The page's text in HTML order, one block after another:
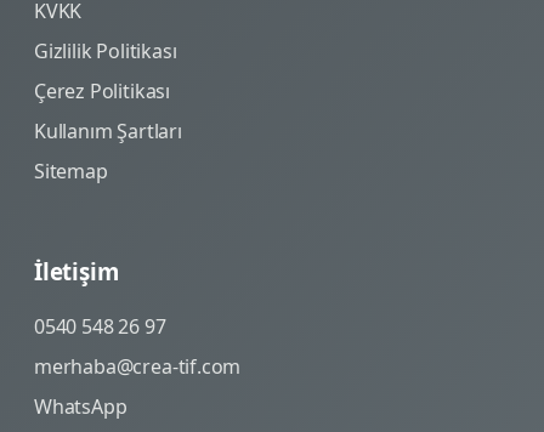
KVKK
Gizlilik Politikası
Çerez Politikası
Kullanım Şartları
Sitemap
İletişim
0540 548 26 97
merhaba@crea-tif.com
WhatsApp